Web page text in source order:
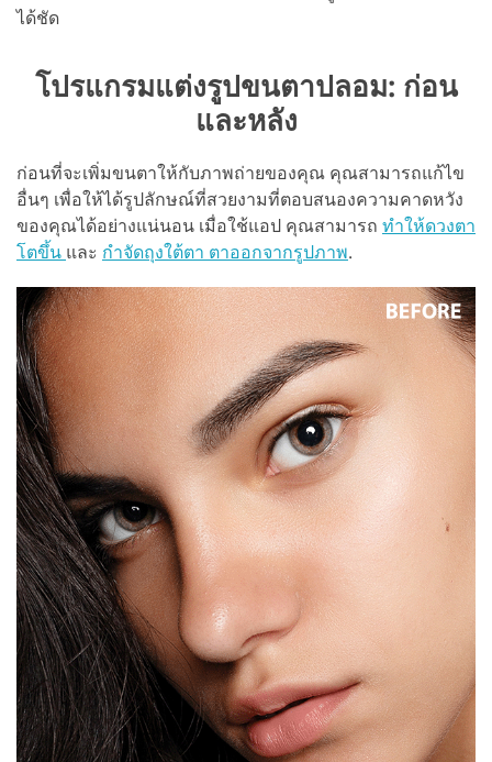
ได้ชัด
โปรแกรมแต่งรูปขนตาปลอม: ก่อน
และหลัง
ก่อนที่จะเพิ่มขนตาให้กับภาพถ่ายของคุณ คุณสามารถแก้ไข
อื่นๆ เพื่อให้ได้รูปลักษณ์ที่สวยงามที่ตอบสนองความคาดหวัง
ของคุณได้อย่างแน่นอน เมื่อใช้แอป คุณสามารถ ทำให้ดวงตา
โตขึ้น และ กำจัดถุงใต้ตา ตาออกจากรูปภาพ.